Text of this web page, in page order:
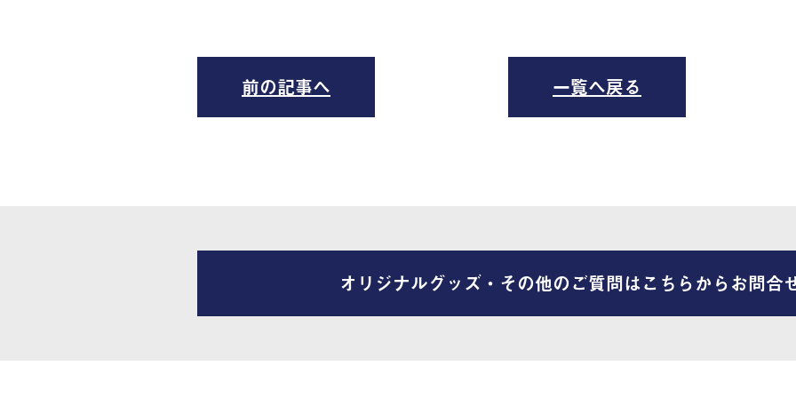
前の記事へ 一覧へ戻る
オリジナルグッズ・その他のご質問はこちらからお問合